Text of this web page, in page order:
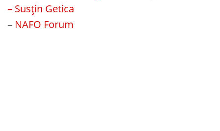
– Susțin Getica
– NAFO Forum